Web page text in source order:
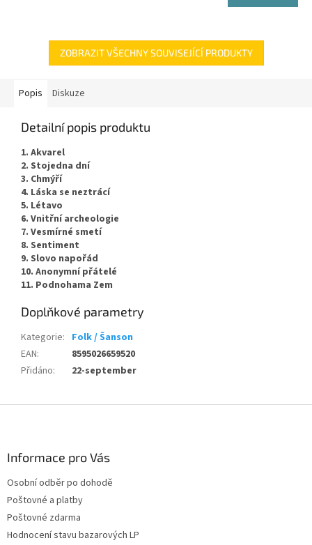
ZOBRAZIT VŠECHNY SOUVISEJÍCÍ PRODUKTY
Popis Diskuze
Detailní popis produktu
1. Akvarel
2. Stojedna dní
3. Chmýří
4. Láska se neztrácí
5. Létavo
6. Vnitřní archeologie
7. Vesmírné smetí
8. Sentiment
9. Slovo napořád
10. Anonymní přátelé
11. Podnohama Zem
Doplňkové parametry
Kategorie: Folk / Šanson
EAN:
8595026659520
Přidáno: 22-september
Informace pro Vás
Osobní odběr po dohodě
Poštovné a platby
Poštovné zdarma
Hodnocení stavu bazarových LP